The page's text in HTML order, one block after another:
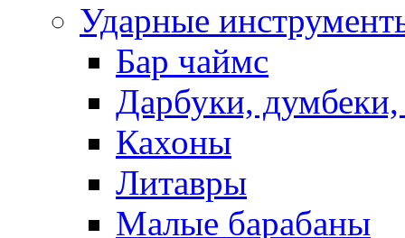
Ударные
Бар чаймс
Дарбуки,
Кахоны
Литавры
Малые барабаны